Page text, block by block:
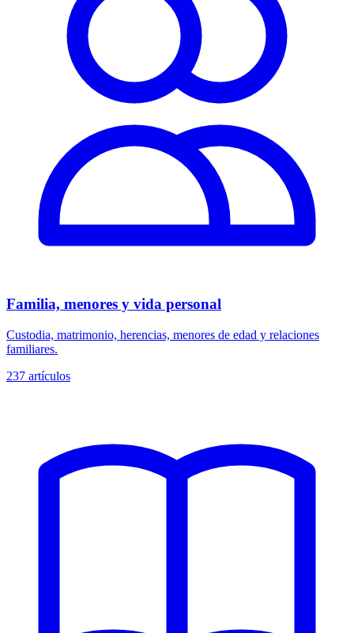
Familia, menores y vida personal
Custodia, matrimonio, herencias, menores de edad y relaciones
familiares.
237 artículos